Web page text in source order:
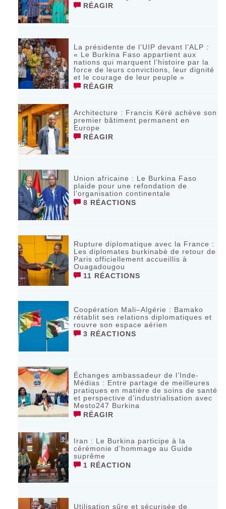
RÉAGIR
La présidente de l’UIP devant l’ALP :
« Le Burkina Faso appartient aux
nations qui marquent l’histoire par la
force de leurs convictions, leur dignité
et le courage de leur peuple »
RÉAGIR
‎Architecture : Francis Kéré achève son
premier bâtiment permanent en
Europe
RÉAGIR
Union africaine : Le Burkina Faso
plaide pour une refondation de
l’organisation continentale‎
8 RÉACTIONS
Rupture diplomatique avec la France :
Les diplomates burkinabè de retour de
Paris officiellement accueillis à
Ouagadougou
11 RÉACTIONS
Coopération Mali–Algérie : Bamako
rétablit ses relations diplomatiques et
rouvre son espace aérien
3 RÉACTIONS
Échanges ambassadeur de l’Inde-
Médias : Entre partage de meilleures
pratiques en matière de soins de santé
et perspective d’industrialisation avec
Mesto247 Burkina
RÉAGIR
Iran : Le Burkina participe à la
cérémonie d’hommage au Guide
suprême
1 RÉACTION
Utilisation sûre et sécurisée de